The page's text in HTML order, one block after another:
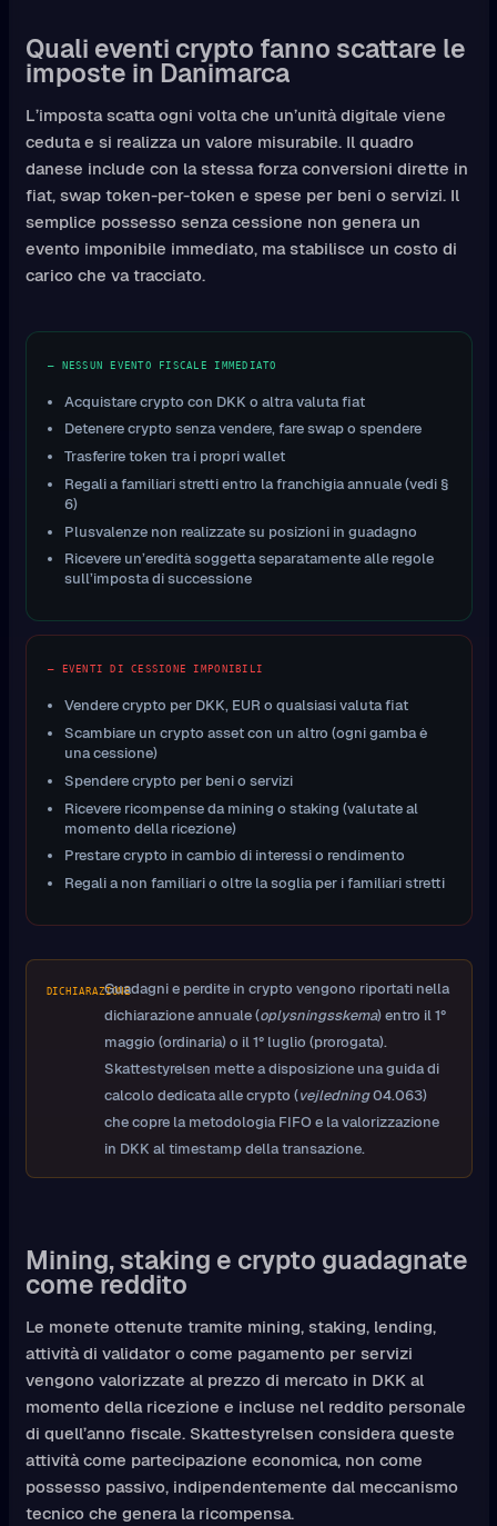
Quali eventi crypto fanno scattare le
imposte in Danimarca
L’imposta scatta ogni volta che un’unità digitale viene
ceduta e si realizza un valore misurabile. Il quadro
danese include con la stessa forza conversioni dirette in
fiat, swap token-per-token e spese per beni o servizi. Il
semplice possesso senza cessione non genera un
evento imponibile immediato, ma stabilisce un costo di
carico che va tracciato.
— NESSUN EVENTO FISCALE IMMEDIATO
Acquistare crypto con DKK o altra valuta fiat
Detenere crypto senza vendere, fare swap o spendere
Trasferire token tra i propri wallet
Regali a familiari stretti entro la franchigia annuale (vedi §
6)
Plusvalenze non realizzate su posizioni in guadagno
Ricevere un’eredità soggetta separatamente alle regole
sull’imposta di successione
— EVENTI DI CESSIONE IMPONIBILI
Vendere crypto per DKK, EUR o qualsiasi valuta fiat
Scambiare un crypto asset con un altro (ogni gamba è
una cessione)
Spendere crypto per beni o servizi
Ricevere ricompense da mining o staking (valutate al
momento della ricezione)
Prestare crypto in cambio di interessi o rendimento
Regali a non familiari o oltre la soglia per i familiari stretti
DICHIARAZIONEGuadagni e perdite in crypto vengono riportati nella
dichiarazione annuale (oplysningsskema) entro il 1°
maggio (ordinaria) o il 1° luglio (prorogata).
Skattestyrelsen mette a disposizione una guida di
calcolo dedicata alle crypto (vejledning04.063)
che copre la metodologia FIFO e la valorizzazione
in DKK al timestamp della transazione.
Mining, staking e crypto guadagnate
come reddito
Le monete ottenute tramite mining, staking, lending,
attività di validator o come pagamento per servizi
vengono valorizzate al prezzo di mercato in DKK al
momento della ricezione e incluse nel reddito personale
di quell’anno fiscale. Skattestyrelsen considera queste
attività come partecipazione economica, non come
possesso passivo, indipendentemente dal meccanismo
tecnico che genera la ricompensa.